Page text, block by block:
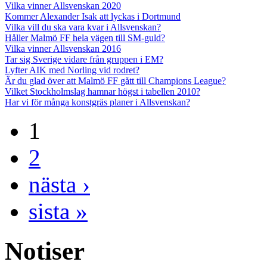
Vilka vinner Allsvenskan 2020
Kommer Alexander Isak att lyckas i Dortmund
Vilka vill du ska vara kvar i Allsvenskan?
Håller Malmö FF hela vägen till SM-guld?
Vilka vinner Allsvenskan 2016
Tar sig Sverige vidare från gruppen i EM?
Lyfter AIK med Norling vid rodret?
Är du glad över att Malmö FF gått till Champions League?
Vilket Stockholmslag hamnar högst i tabellen 2010?
Har vi för många konstgräs planer i Allsvenskan?
1
2
nästa ›
sista »
Notiser